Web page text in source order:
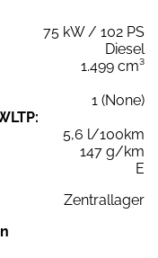
75 kW / 102 PS
Diesel
1.499 cm³
1 (None)
5,6 l/100km
147 g/km
E
Zentrallager